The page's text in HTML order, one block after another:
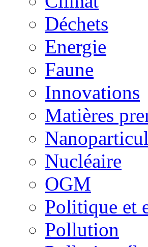
Déchets
Energie
Faune
Innovations
Matières
Nucléaire
OGM
Politique et
Pollution